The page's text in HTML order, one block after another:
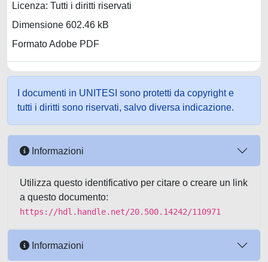
Licenza: Tutti i diritti riservati
Dimensione 602.46 kB
Formato Adobe PDF
I documenti in UNITESI sono protetti da copyright e
tutti i diritti sono riservati, salvo diversa indicazione.
Informazioni
Utilizza questo identificativo per citare o creare un link
a questo documento:
https://hdl.handle.net/20.500.14242/110971
Informazioni